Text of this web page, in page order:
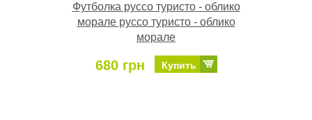
Футболка руссо туристо - облико
морале руссо туристо - облико
морале
680 грн Купить